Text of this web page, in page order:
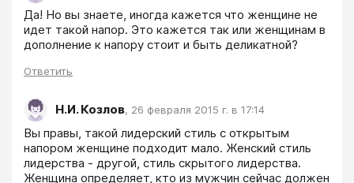
Да! Но вы знаете, иногда кажется что женщине не
идет такой напор. Это кажется так или женщинам в
дополнение к напору стоит и быть деликатной?
Ответить
Н.И. Козлов, 26 февраля 2015 г. в 17:14
Вы правы, такой лидерский стиль с открытым
напором женщине подходит мало. Женский стиль
лидерства - другой, стиль скрытого лидерства.
Женщина определяет, кто из мужчин сейчас должен